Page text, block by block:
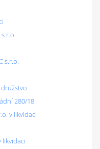
r.o.
s.r.o.
družstvo
280/18
v likvidaci
likvidaci